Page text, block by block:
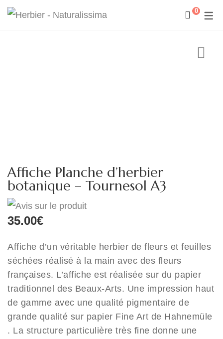
0
Affiche Planche d’herbier
botanique – Tournesol A3
35.00€
Affiche d’un véritable herbier de fleurs et feuilles
séchées réalisé à la main avec des fleurs
françaises. L’affiche est réalisée sur du papier
traditionnel des Beaux-Arts. Une impression haut
de gamme avec une qualité pigmentaire de
grande qualité sur papier Fine Art de Hahnemüle
. La structure particulière très fine donne une